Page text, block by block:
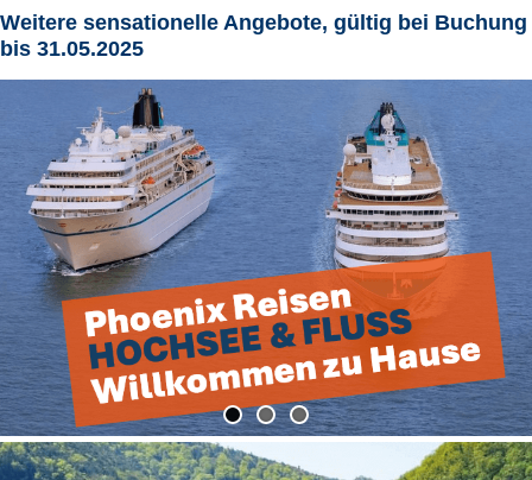
Weitere sensationelle Angebote, gültig bei Buchung
bis 31.05.2025